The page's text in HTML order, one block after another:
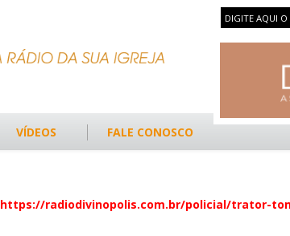
VÍDEOS FALE CONOSCO
https://radiodivinopolis.com.br/policial/trator-